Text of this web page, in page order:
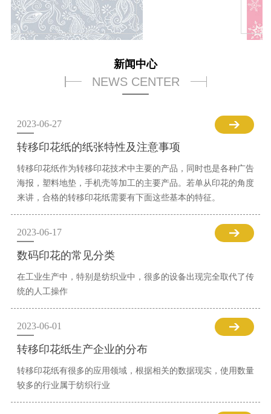
新闻中心
NEWS CENTER
2023-06-27
转移印花纸的纸张特性及注意事项
转移印花纸作为转移印花技术中主要的产品，同时也是各种广告
海报，塑料地垫，手机壳等加工的主要产品。若单从印花的角度
来讲，合格的转移印花纸需要有下面这些基本的特征。
2023-06-17
数码印花的常见分类
在工业生产中，特别是纺织业中，很多的设备出现完全取代了传
统的人工操作
2023-06-01
转移印花纸生产企业的分布
转移印花纸有很多的应用领域，根据相关的数据现实，使用数量
较多的行业属于纺织行业